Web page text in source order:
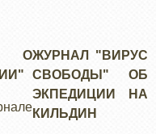
ОЖУРНАЛ "ВИРУС
СВОБОДЫ" ОБ
ЭКПЕДИЦИИ НА
КИЛЬДИН